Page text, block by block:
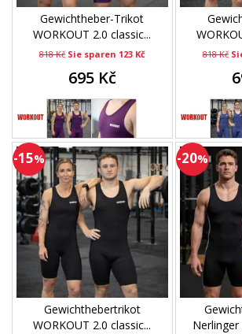
Gewichtheber-Trikot
WORKOUT 2.0 classic...
818 Kč Sie sparen 123 Kč
695 Kč
818 Kč
-15%
Gewichthebertrikot
WORKOUT 2.0 classic...
-20%